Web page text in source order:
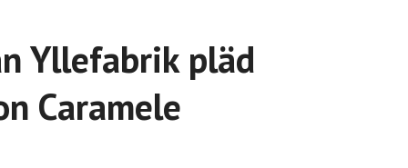
Yllefabrik pläd
Caramele